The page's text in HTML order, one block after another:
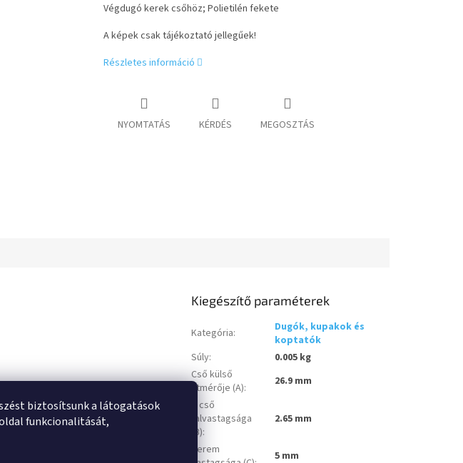
biztosítsunk a látogatások
funkcionalitását,
Végdugó kerek csőhöz; Polietilén fekete
A képek csak tájékoztató jellegűek!
Részletes információ
NYOMTATÁS KÉRDÉS MEGOSZTÁS
Kiegészítő paraméterek
Kategória:
Dugók, kupakok és
koptatók
Súly:
0.005 kg
Cső külső
átmérője (A):
26.9 mm
A cső
falvastagsága
(B):
2.65 mm
Perem
5 mm